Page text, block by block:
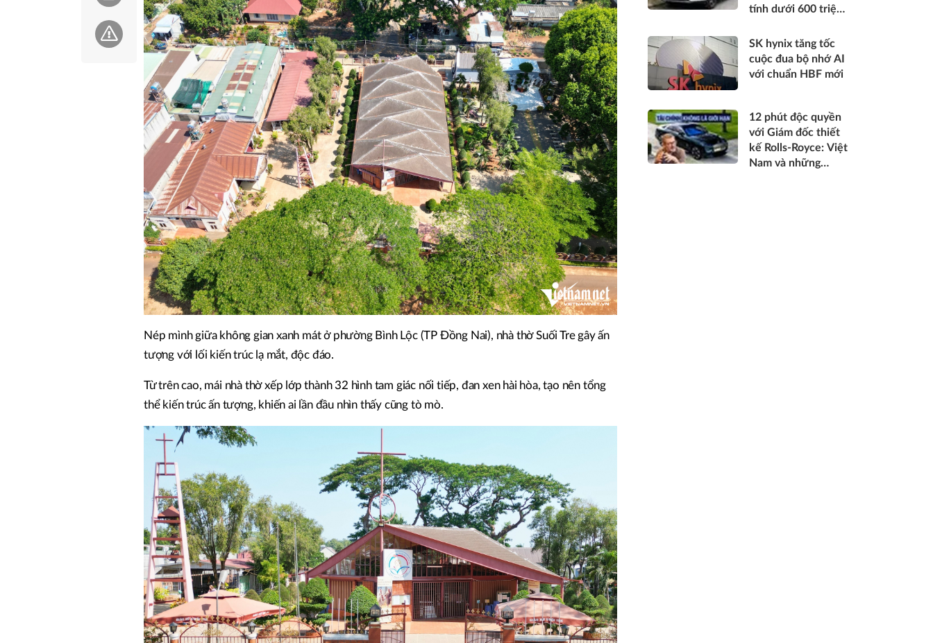
Nép mình giữa không gian xanh mát ở phường Bình Lộc (TP Đồng Nai), nhà thờ Suối Tre gây ấn
tượng với lối kiến trúc lạ mắt, độc đáo.
Từ trên cao, mái nhà thờ xếp lớp thành 32 hình tam giác nối tiếp, đan xen hài hòa, tạo nên tổng
thể kiến trúc ấn tượng, khiến ai lần đầu nhìn thấy cũng tò mò.
tính dưới 600 triệu
long lanh hơn, có
hybrid, ADAS cạnh
tranh Xforce, Seltos
SK hynix tăng tốc
cuộc đua bộ nhớ AI
với chuẩn HBF mới
12 phút độc quyền
với Giám đốc thiết
kế Rolls-Royce: Việt
Nam và những